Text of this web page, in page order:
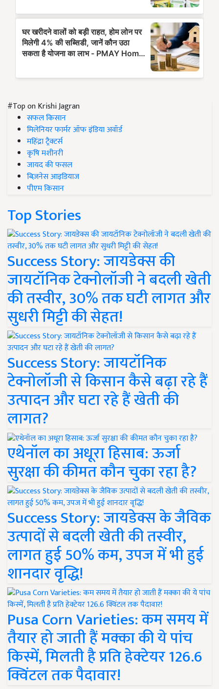
#Top on Krishi Jagran
सफल किसान
मिलेनियर फार्मर ऑफ इंडिया अवॉर्ड
महिंद्रा ट्रैक्टर्स
कृषि मशीनरी
जायद की फसल
बिज़नेस आइडियाज
पीएम किसान
Top Stories
Success Story: जायडेक्स की
जायटॉनिक टेक्नोलॉजी ने बदली खेती
की तस्वीर, 30% तक घटी लागत और
सुधरी मिट्टी की सेहत!
Success Story: जायटॉनिक
टेक्नोलॉजी से किसान कैसे बढ़ा रहे हैं
उत्पादन और घटा रहे हैं खेती की
लागत?
एथेनॉल का अधूरा हिसाब: ऊर्जा
सुरक्षा की कीमत कौन चुका रहा है?
Success Story: जायडेक्स के जैविक
उत्पादों से बदली खेती की तस्वीर,
लागत हुई 50% कम, उपज में भी हुई
शानदार वृद्धि!
Pusa Corn Varieties: कम समय में
तैयार हो जाती हैं मक्का की ये पांच
किस्में, मिलती है प्रति हेक्टेयर 126.6
क्विंटल तक पैदावार!